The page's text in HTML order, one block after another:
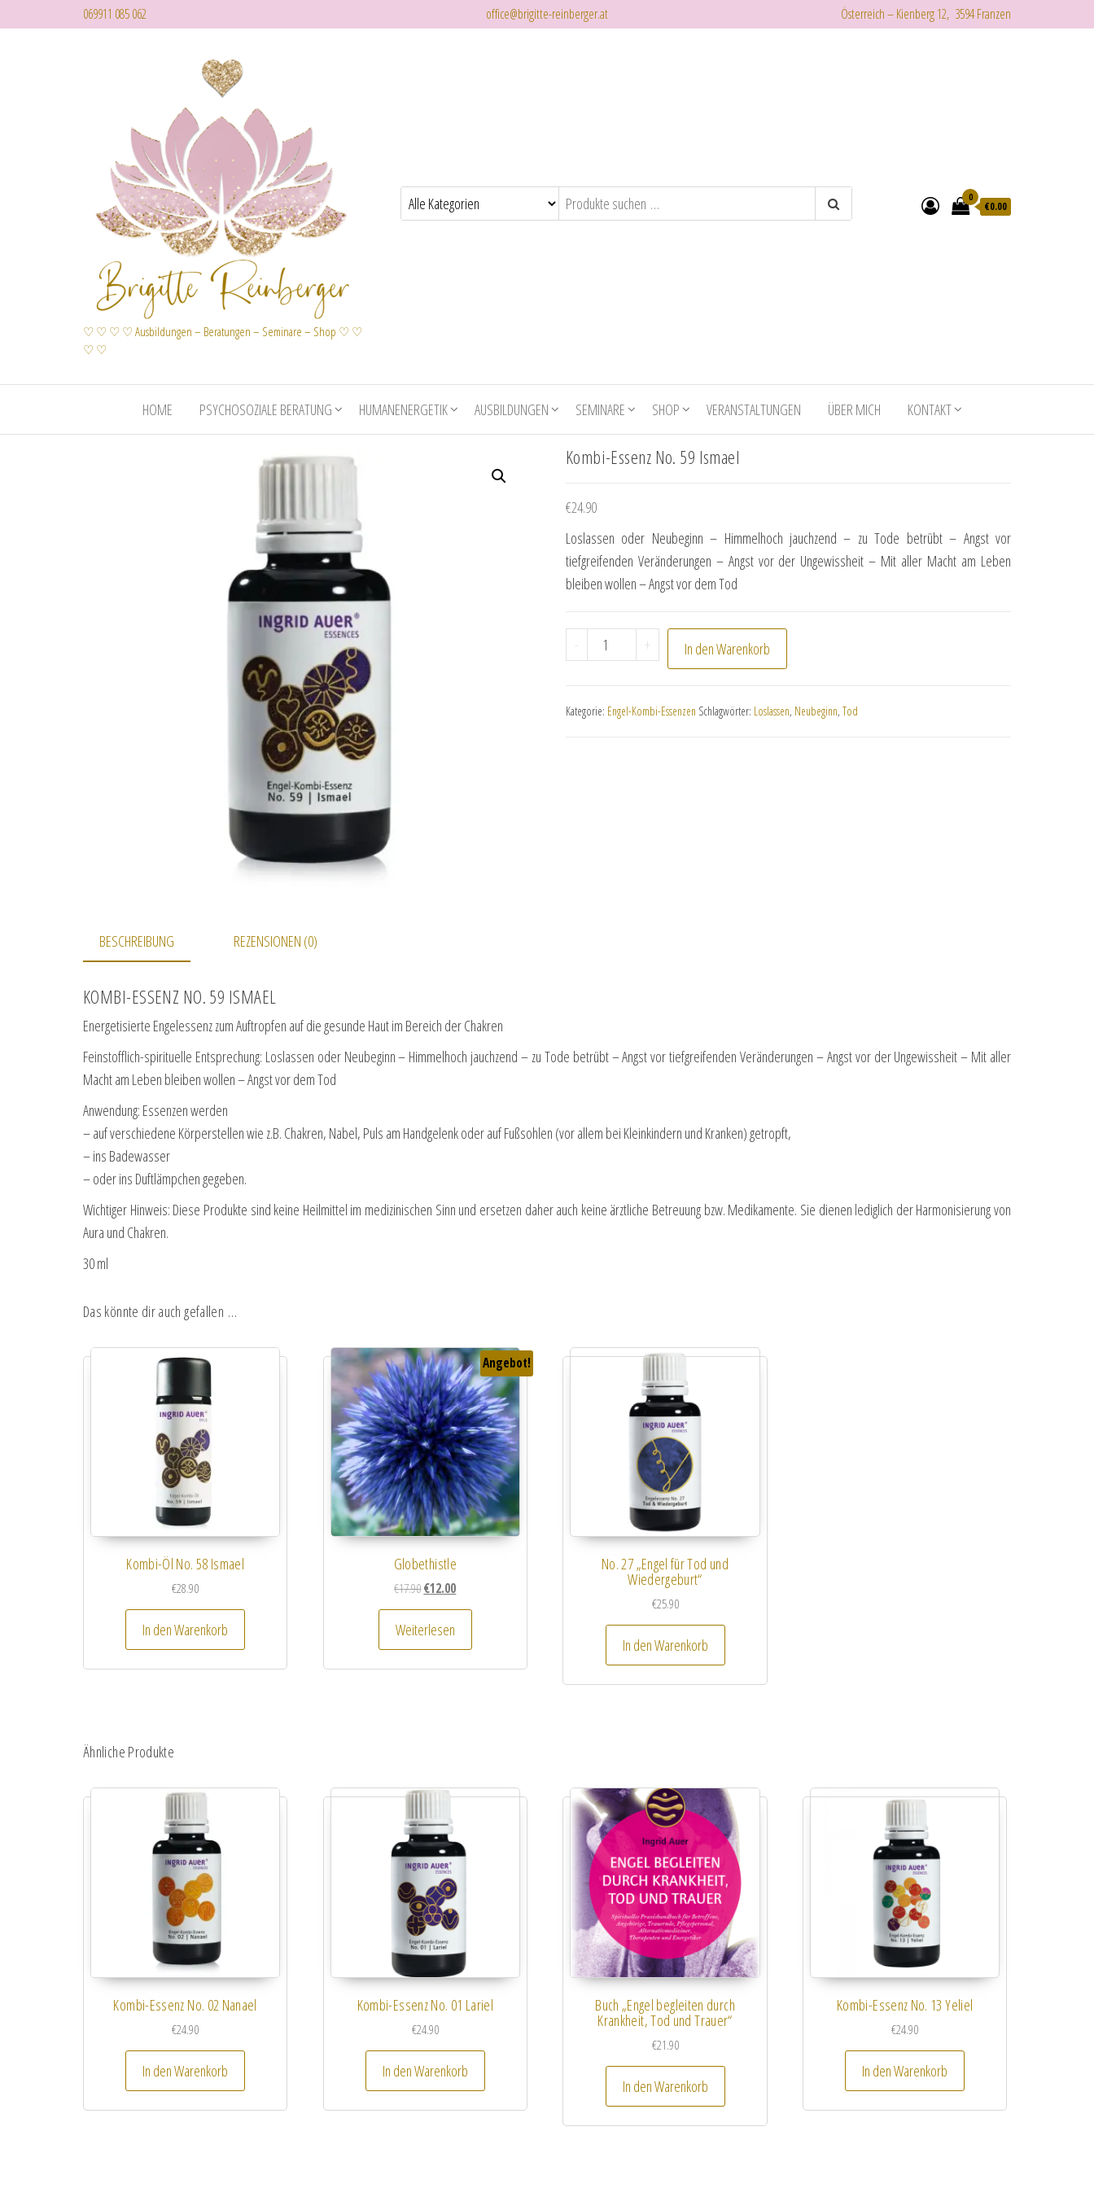
069911 085 062 office@brigitte-reinberger.at Österreich – Kienberg 12, 3594 Franzen
♡ ♡ ♡ ♡ Ausbildungen – Beratungen – Seminare – Shop ♡ ♡
♡ ♡
0
€0.00
HOME PSYCHOSOZIALE BERATUNG HUMANENERGETIK AUSBILDUNGEN SEMINARE SHOP VERANSTALTUNGEN ÜBER MICH KONTAKT
Kombi-Essenz No. 59 Ismael
€24.90
Loslassen oder Neubeginn – Himmelhoch jauchzend – zu Tode betrübt – Angst vor
tiefgreifenden Veränderungen – Angst vor der Ungewissheit – Mit aller Macht am Leben
bleiben wollen – Angst vor dem Tod
- Kombi-Essenz No. 59 Ismael Menge
+ In den Warenkorb
Kategorie: Engel-Kombi-Essenzen Schlagwörter: Loslassen, Neubeginn, Tod
BESCHREIBUNG REZENSIONEN (0)
KOMBI-ESSENZ NO. 59 ISMAEL
Energetisierte Engelessenz zum Auftropfen auf die gesunde Haut im Bereich der Chakren
Feinstofflich-spirituelle Entsprechung: Loslassen oder Neubeginn – Himmelhoch jauchzend – zu Tode betrübt – Angst vor tiefgreifenden Veränderungen – Angst vor der Ungewissheit – Mit aller
Macht am Leben bleiben wollen – Angst vor dem Tod
Anwendung: Essenzen werden
– auf verschiedene Körperstellen wie z.B. Chakren, Nabel, Puls am Handgelenk oder auf Fußsohlen (vor allem bei Kleinkindern und Kranken) getropft,
– ins Badewasser
– oder ins Duftlämpchen gegeben.
Wichtiger Hinweis: Diese Produkte sind keine Heilmittel im medizinischen Sinn und ersetzen daher auch keine ärztliche Betreuung bzw. Medikamente. Sie dienen lediglich der Harmonisierung von
Aura und Chakren.
30 ml
Das könnte dir auch gefallen …
Kombi-Öl No. 58 Ismael
€28.90
In den Warenkorb
Angebot!
Globethistle
€17.90Ursprünglicher Preis war: €17.90
€12.00Aktueller Preis ist: €12.00.
Weiterlesen
No. 27 „Engel für Tod und
Wiedergeburt“
€25.90
In den Warenkorb
Ähnliche Produkte
Kombi-Essenz No. 02 Nanael
€24.90
In den Warenkorb
Kombi-Essenz No. 01 Lariel
€24.90
In den Warenkorb
Buch „Engel begleiten durch
Krankheit, Tod und Trauer“
€21.90
In den Warenkorb
Kombi-Essenz No. 13 Yeliel
€24.90
In den Warenkorb